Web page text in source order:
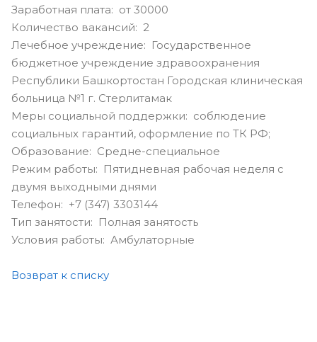
Заработная плата: от 30000
Количество вакансий: 2
Лечебное учреждение: Государственное
бюджетное учреждение здравоохранения
Республики Башкортостан Городская клиническая
больница №1 г. Стерлитамак
Меры социальной поддержки: соблюдение
социальных гарантий, оформление по ТК РФ;
Образование: Средне-специальное
Режим работы: Пятидневная рабочая неделя с
двумя выходными днями
Телефон: +7 (347) 3303144
Тип занятости: Полная занятость
Условия работы: Амбулаторные
Возврат к списку